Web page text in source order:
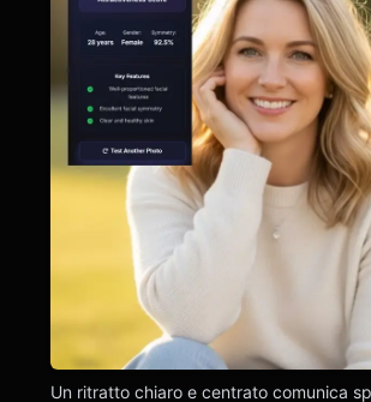
Un ritratto chiaro e centrato comunica